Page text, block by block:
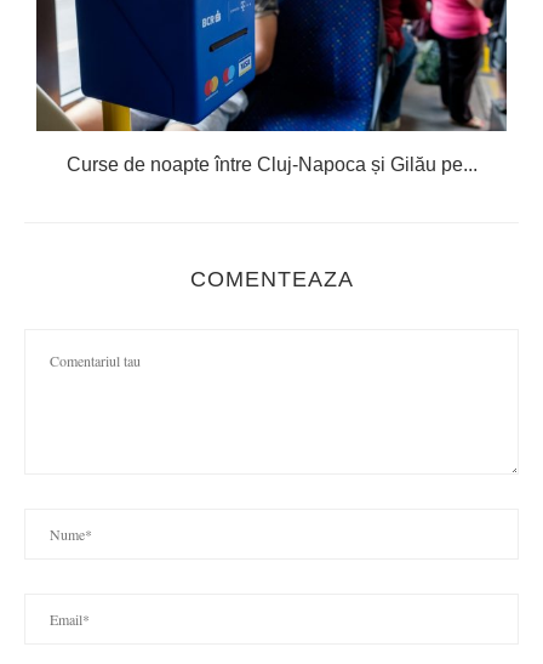
Curse de noapte între Cluj-Napoca și Gilău pe...
COMENTEAZA